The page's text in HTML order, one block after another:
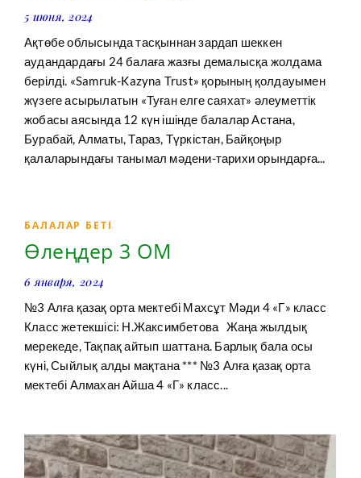
5 июня, 2024
Ақтөбе облысында тасқыннан зардап шеккен
аудандардағы 24 балаға жазғы демалысқа жолдама
берілді. «Samruk-Kazyna Trust» қорының қолдауымен
жүзеге асырылатын «Туған елге саяхат» әлеуметтік
жобасы аясында 12 күн ішінде балалар Астана,
Бурабай, Алматы, Тараз, Түркістан, Байқоңыр
қалаларындағы танымал мәдени-тарихи орындарға...
БАЛАЛАР БЕТІ
Өлеңдер 3 ОМ
6 января, 2024
№3 Алға қазақ орта мектебі Махсұт Мәди 4 «Г» класс
Класс жетекшісі: Н.Жаксимбетова Жаңа жылдық
мерекеде, Тақпақ айтып шаттана. Барлық бала осы
күні, Сыйлық алды мақтана *** №3 Алға қазақ орта
мектебі Алмахан Айша 4 «Г» класс...